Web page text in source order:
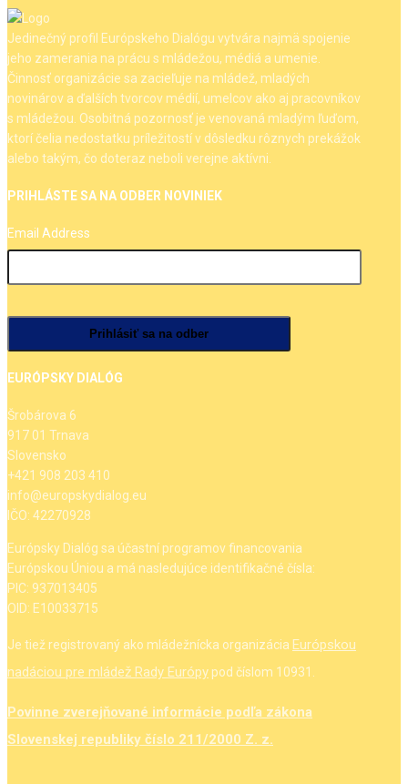
Jedinečný profil Európskeho Dialógu vytvára najmä spojenie
jeho zamerania na prácu s mládežou, médiá a umenie.
Činnosť organizácie sa zacieľuje na mládež, mladých
novinárov a ďalších tvorcov médií, umelcov ako aj pracovníkov
s mládežou. Osobitná pozornosť je venovaná mladým ľuďom,
ktorí čelia nedostatku príležitostí v dôsledku rôznych prekážok
alebo takým, čo doteraz neboli verejne aktívni.
PRIHLÁSTE SA NA ODBER NOVINIEK
Email Address
EURÓPSKY DIALÓG
Šrobárova 6
917 01 Trnava
Slovensko
+421 908 203 410
info@europskydialog.eu
IČO: 42270928
Európsky Dialóg sa účastní programov financovania
Európskou Úniou a má nasledujúce identifikačné čísla:
PIC: 937013405
OID: E10033715
Je tiež registrovaný ako mládežnícka organizácia Európskou
nadáciou pre mládež Rady Európy pod číslom 10931.
Povinne zverejňované informácie podľa zákona
Slovenskej republiky číslo 211/2000 Z. z.